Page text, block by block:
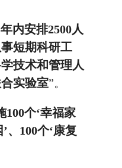
内安排2500人
短期科研工
技术和管理人
实验室”。
100个‘幸福家
、100个‘康复